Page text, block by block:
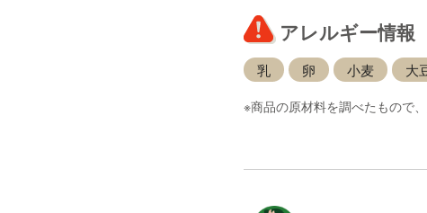
アレルギー情報
乳 卵 小麦 大
※商品の原材料を調べたもので